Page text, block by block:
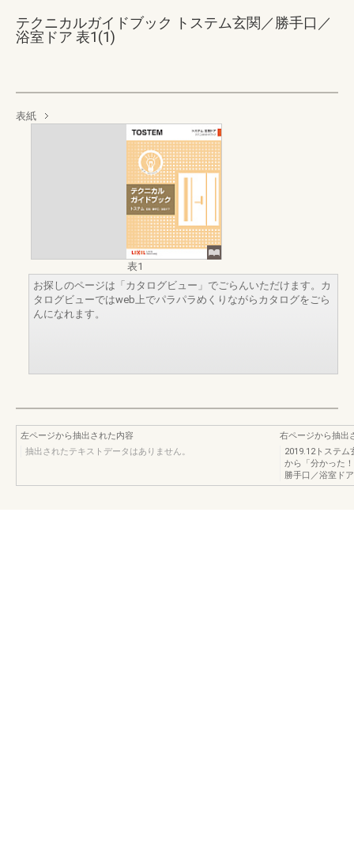
テクニカルガイドブック トステム玄関／勝手口／
浴室ドア 表1(1)
表紙
表1
お探しのページは「カタログビュー」でごらんいただけます。カ
タログビューではweb上でパラパラめくりながらカタログをごら
んになれます。
左ページから抽出された内容
抽出されたテキストデータはありません。
右ページから抽出
2019.12トステ
から「分かった
勝手口／浴室ドア